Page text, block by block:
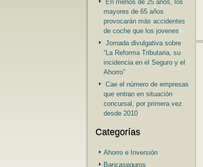
En menos de 25 años, los
mayores de 65 años
provocarán más accidentes
de coche que los jovenes
Jornada divulgativa sobre
“La Reforma Tributaria, su
incidencia en el Seguro y el
Ahorro”
Cae el número de empresas
que entran en situación
concursal, por primera vez
desde 2010
Categorías
Ahorro e Inversión
Bancaseguros